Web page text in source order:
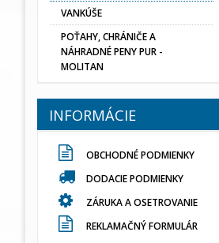
VANKÚŠE
POŤAHY, CHRÁNIČE A
NÁHRADNÉ PENY PUR -
MOLITAN
INFORMÁCIE
OBCHODNÉ PODMIENKY
DODACIE PODMIENKY
ZÁRUKA A OSETROVANIE
REKLAMAČNÝ FORMULÁR